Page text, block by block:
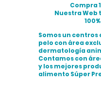
Compra
Nuestra
Somos un centros
pelo con área
dermatología
Contamos con
y los mejores
alimento Súper